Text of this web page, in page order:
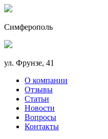
Симферополь
ул. Фрунзе, 41
О компании
Отзывы
Статьи
Новости
Вопросы
Контакты